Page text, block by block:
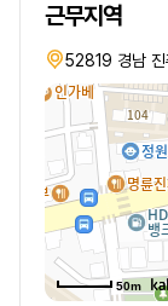
근무지역
52819 경남 진
50m